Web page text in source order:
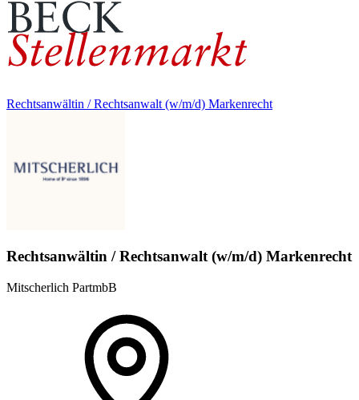
Rechtsanwältin / Rechtsanwalt (w/m/d) Markenrecht
Rechtsanwältin / Rechtsanwalt (w/m/d) Markenrecht
Mitscherlich PartmbB